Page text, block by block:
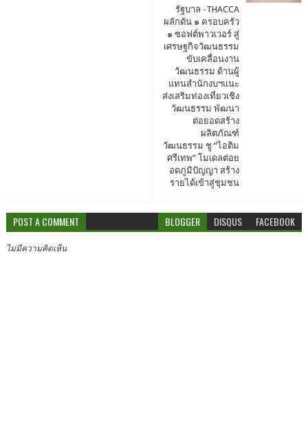
รัฐบาล -THACCA
ผลักดัน ๑ ครอบครัว
๑ ซอฟต์พาวเวอร์ สู่
เศรษฐกิจวัฒนธรรม
ขับเคลื่อนงาน
วัฒนธรรม ด้านผู้
แทนสำนักงบฯแนะ
ส่งเสริมท่องเที่ยวเชิง
วัฒนธรรม พัฒนา
ต่อยอดสร้าง
ผลิตภัณฑ์
วัฒนธรรม ชู “ไอติม
ศรีเทพ” โมเดลต่อย
อดภูมิปัญญา สร้าง
รายได้เข้าสู่ชุมชน
POST A COMMENT BLOGGER DISQUS FACEBOOK
ไม่มีความคิดเห็น